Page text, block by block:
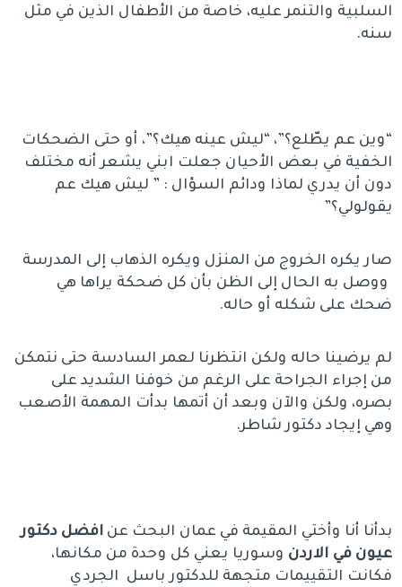
السلبية والتنمر عليه، خاصة من الأطفال الذين في مثل
سنه.
“وين عم يطّلع؟”، “ليش عينه هيك؟”، أو حتى الضحكات
الخفية في بعض الأحيان جعلت ابني يشعر أنه مختلف
دون أن يدري لماذا ودائم السؤال : ” ليش هيك عم
يقولولي؟”
صار يكره الخروج من المنزل ويكره الذهاب إلى المدرسة
ووصل به الحال إلى الظن بأن كل ضحكة يراها هي
ضحك على شكله أو حاله.
لم يرضينا حاله ولكن انتظرنا لعمر السادسة حتى نتمكن
من إجراء الجراحة على الرغم من خوفنا الشديد على
بصره، ولكن والآن وبعد أن أتمها بدأت المهمة الأصعب
وهي إيجاد دكتور شاطر.
بدأنا أنا وأختي المقيمة في عمان البحث عنافضل دكتور
عيون في الاردن وسوريا يعني كل وحدة من مكانها،
فكانت التقييمات متجهة للدكتور باسل الجردي